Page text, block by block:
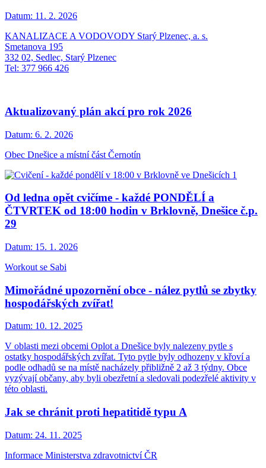
Datum: 11. 2. 2026
KANALIZACE A VODOVODY Starý Plzenec, a. s.
Smetanova 195
332 02, Sedlec, Starý Plzenec
Tel: 377 966 426
Aktualizovaný plán akcí pro rok 2026
Datum: 6. 2. 2026
Obec Dnešice a místní část Černotín
Od ledna opět cvičíme - každé PONDĚLÍ a
ČTVRTEK od 18:00 hodin v Brklovně, Dnešice č.p.
29
Datum: 15. 1. 2026
Workout se Sabi
Mimořádné upozornění obce - nález pytlů se zbytky
hospodářských zvířat!
Datum: 10. 12. 2025
V oblasti mezi obcemi Oplot a Dnešice byly nalezeny pytle s
ostatky hospodářských zvířat. Tyto pytle byly odhozeny v křoví a
podle odhadů se na místě nacházely přibližně 2 až 3 týdny. Obce
vyzývají občany, aby byli obezřetní a sledovali podezřelé aktivity v
této oblasti.
Jak se chránit proti hepatitidě typu A
Datum: 24. 11. 2025
Informace Ministerstva zdravotnictví ČR